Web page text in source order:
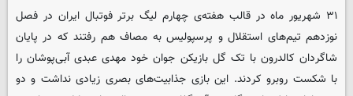
۳۱ شهریور ماه در قالب هفته‌ی چهارم لیگ برتر فوتبال ایران در فصل
نوزدهم تیم‌های استقلال و پرسپولیس به مصاف هم رفتند که در پایان
شاگردان کالدرون با تک گل بازیکن جوان خود مهدی عبدی آبی‌پوشان را
با شکست روبرو کردند. این بازی جذابیت‌های بصری زیادی نداشت و دو